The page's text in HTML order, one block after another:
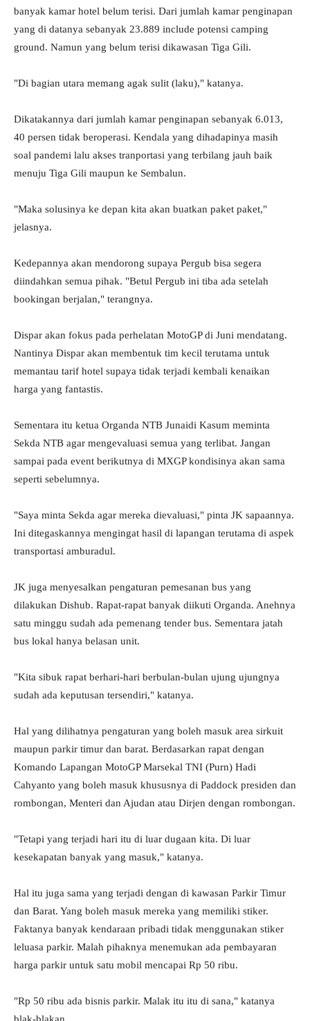
banyak kamar hotel belum terisi. Dari jumlah kamar penginapan
yang di datanya sebanyak 23.889 include potensi camping
ground. Namun yang belum terisi dikawasan Tiga Gili.
"Di bagian utara memang agak sulit (laku)," katanya.
Dikatakannya dari jumlah kamar penginapan sebanyak 6.013,
40 persen tidak beroperasi. Kendala yang dihadapinya masih
soal pandemi lalu akses tranportasi yang terbilang jauh baik
menuju Tiga Gili maupun ke Sembalun.
"Maka solusinya ke depan kita akan buatkan paket paket,"
jelasnya.
Kedepannya akan mendorong supaya Pergub bisa segera
diindahkan semua pihak. "Betul Pergub ini tiba ada setelah
bookingan berjalan," terangnya.
Dispar akan fokus pada perhelatan MotoGP di Juni mendatang.
Nantinya Dispar akan membentuk tim kecil terutama untuk
memantau tarif hotel supaya tidak terjadi kembali kenaikan
harga yang fantastis.
Sementara itu ketua Organda NTB Junaidi Kasum meminta
Sekda NTB agar mengevaluasi semua yang terlibat. Jangan
sampai pada event berikutnya di MXGP kondisinya akan sama
seperti sebelumnya.
"Saya minta Sekda agar mereka dievaluasi," pinta JK sapaannya.
Ini ditegaskannya mengingat hasil di lapangan terutama di aspek
transportasi amburadul.
JK juga menyesalkan pengaturan pemesanan bus yang
dilakukan Dishub. Rapat-rapat banyak diikuti Organda. Anehnya
satu minggu sudah ada pemenang tender bus. Sementara jatah
bus lokal hanya belasan unit.
"Kita sibuk rapat berhari-hari berbulan-bulan ujung ujungnya
sudah ada keputusan tersendiri," katanya.
Hal yang dilihatnya pengaturan yang boleh masuk area sirkuit
maupun parkir timur dan barat. Berdasarkan rapat dengan
Komando Lapangan MotoGP Marsekal TNI (Purn) Hadi
Cahyanto yang boleh masuk khususnya di Paddock presiden dan
rombongan, Menteri dan Ajudan atau Dirjen dengan rombongan.
"Tetapi yang terjadi hari itu di luar dugaan kita. Di luar
kesekapatan banyak yang masuk," katanya.
Hal itu juga sama yang terjadi dengan di kawasan Parkir Timur
dan Barat. Yang boleh masuk mereka yang memiliki stiker.
Faktanya banyak kendaraan pribadi tidak menggunakan stiker
leluasa parkir. Malah pihaknya menemukan ada pembayaran
harga parkir untuk satu mobil mencapai Rp 50 ribu.
"Rp 50 ribu ada bisnis parkir. Malak itu itu di sana," katanya